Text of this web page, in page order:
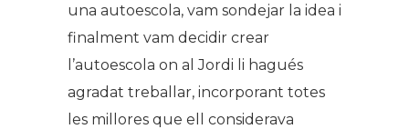
una autoescola, vam sondejar la idea i
finalment vam decidir crear
l’autoescola on al Jordi li hagués
agradat treballar, incorporant totes
les millores que ell considerava